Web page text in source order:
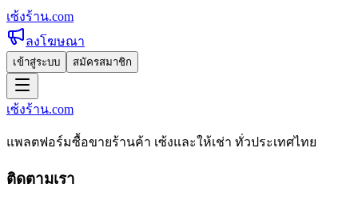
เซ้งร้าน.com
ลงโฆษณา
เข้าสู่ระบบ สมัครสมาชิก
เซ้งร้าน.com
แพลตฟอร์มซื้อขายร้านค้า เซ้งและให้เช่า ทั่วประเทศไทย
ติดตามเรา